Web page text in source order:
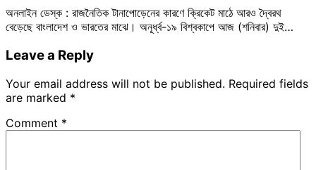
অনলাইন ডেস্ক : রাজনৈতিক টানাপোড়েনের কারণে ক্রিকেট মাঠে আরও দ্বৈরথ
বেড়েছে বাংলাদেশ ও ভারতের মাঝে। অনূর্ধ্ব-১৯ বিশ্বকাপে আজ (শনিবার) দুই…
Leave a Reply
Your email address will not be published. Required fields
are marked *
Comment *